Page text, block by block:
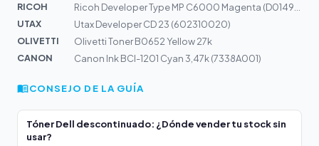
RICOH
UTAX
Utax Developer CD 23 (602310020)
OLIVETTI
Olivetti Toner B0652 Yellow 27k
CANON
Canon Ink BCI-1201 Cyan 3,47k (7338A001)
CONSEJO DE LA GUÍA
Tóner Dell descontinuado: ¿Dónde vender tu stock sin
usar?